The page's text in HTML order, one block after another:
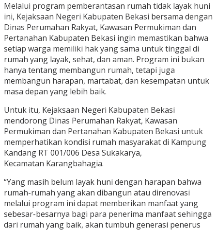
Melalui program pemberantasan rumah tidak layak huni
ini, Kejaksaan Negeri Kabupaten Bekasi bersama dengan
Dinas Perumahan Rakyat, Kawasan Permukiman dan
Pertanahan Kabupaten Bekasi ingin memastikan bahwa
setiap warga memiliki hak yang sama untuk tinggal di
rumah yang layak, sehat, dan aman. Program ini bukan
hanya tentang membangun rumah, tetapi juga
membangun harapan, martabat, dan kesempatan untuk
masa depan yang lebih baik.
Untuk itu, Kejaksaan Negeri Kabupaten Bekasi
mendorong Dinas Perumahan Rakyat, Kawasan
Permukiman dan Pertanahan Kabupaten Bekasi untuk
memperhatikan kondisi rumah masyarakat di Kampung
Kandang RT 001/006 Desa Sukakarya,
Kecamatan Karangbahagia.
“Yang masih belum layak huni dengan harapan bahwa
rumah-rumah yang akan dibangun atau direnovasi
melalui program ini dapat memberikan manfaat yang
sebesar-besarnya bagi para penerima manfaat sehingga
dari rumah yang baik, akan tumbuh generasi penerus